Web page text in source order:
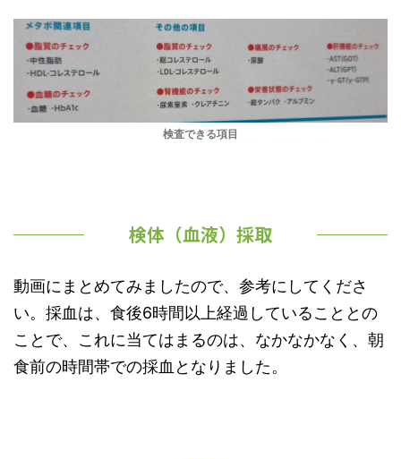
検査できる項目
検体（血液）採取
動画にまとめてみましたので、参考にしてくださ
い。採血は、食後6時間以上経過していることとの
ことで、これに当てはまるのは、なかなかなく、朝
食前の時間帯での採血となりました。